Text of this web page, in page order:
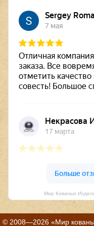
Мир Кованых
© 2008—2026 «Мир